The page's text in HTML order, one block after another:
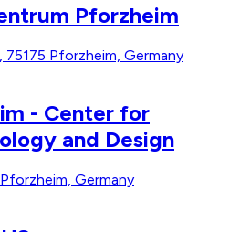
Pforzheim
Pforzheim, Germany
- Center for
and Design
Germany